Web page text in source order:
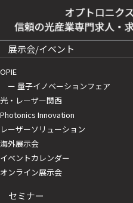
展示会/イベント
OPIE
ー 量子イノベーションフェア
光・レーザー関西
Photonics Innovation
レーザーソリューション
海外展示会
イベントカレンダー
オンライン展示会
セミナー